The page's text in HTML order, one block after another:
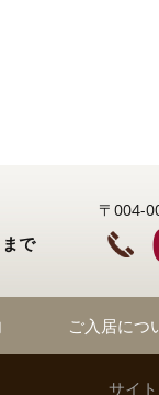
で
〒004-
ご入居につ
サイ